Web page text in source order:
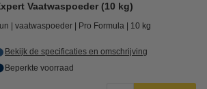
Vaatwaspoeder (10 kg)
vaatwaspoeder Pro Formula 10 kg
Bekijk de specificaties en omschrijving
Beperkte voorraad